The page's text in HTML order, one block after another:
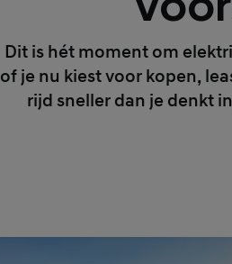
Dit is hét moment om
of je nu kiest voor kopen,
rijd sneller dan je denkt